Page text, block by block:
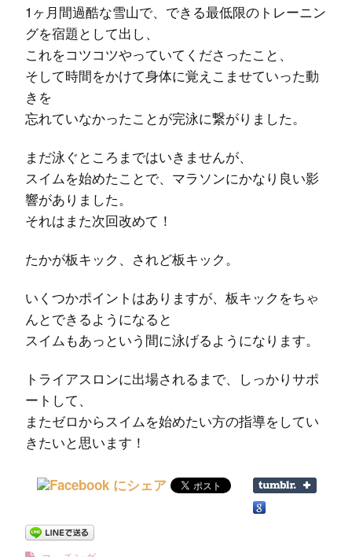
1ヶ月間過酷な雪山で、できる最低限のトレーニン
グを宿題として出し、
これをコツコツやっていてくださったこと、
そして時間をかけて身体に覚えこませていった動
きを
忘れていなかったことが完泳に繋がりました。
まだ泳ぐところまではいきませんが、
スイムを始めたことで、マラソンにかなり良い影
響がありました。
それはまた次回改めて！
たかが板キック、されど板キック。
いくつかポイントはありますが、板キックをちゃ
んとできるようになると
スイムもあっという間に泳げるようになります。
トライアスロンに出場されるまで、しっかりサポ
ートして、
またゼロからスイムを始めたい方の指導をしてい
きたいと思います！